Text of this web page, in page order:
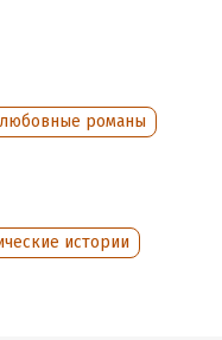
романы
истории